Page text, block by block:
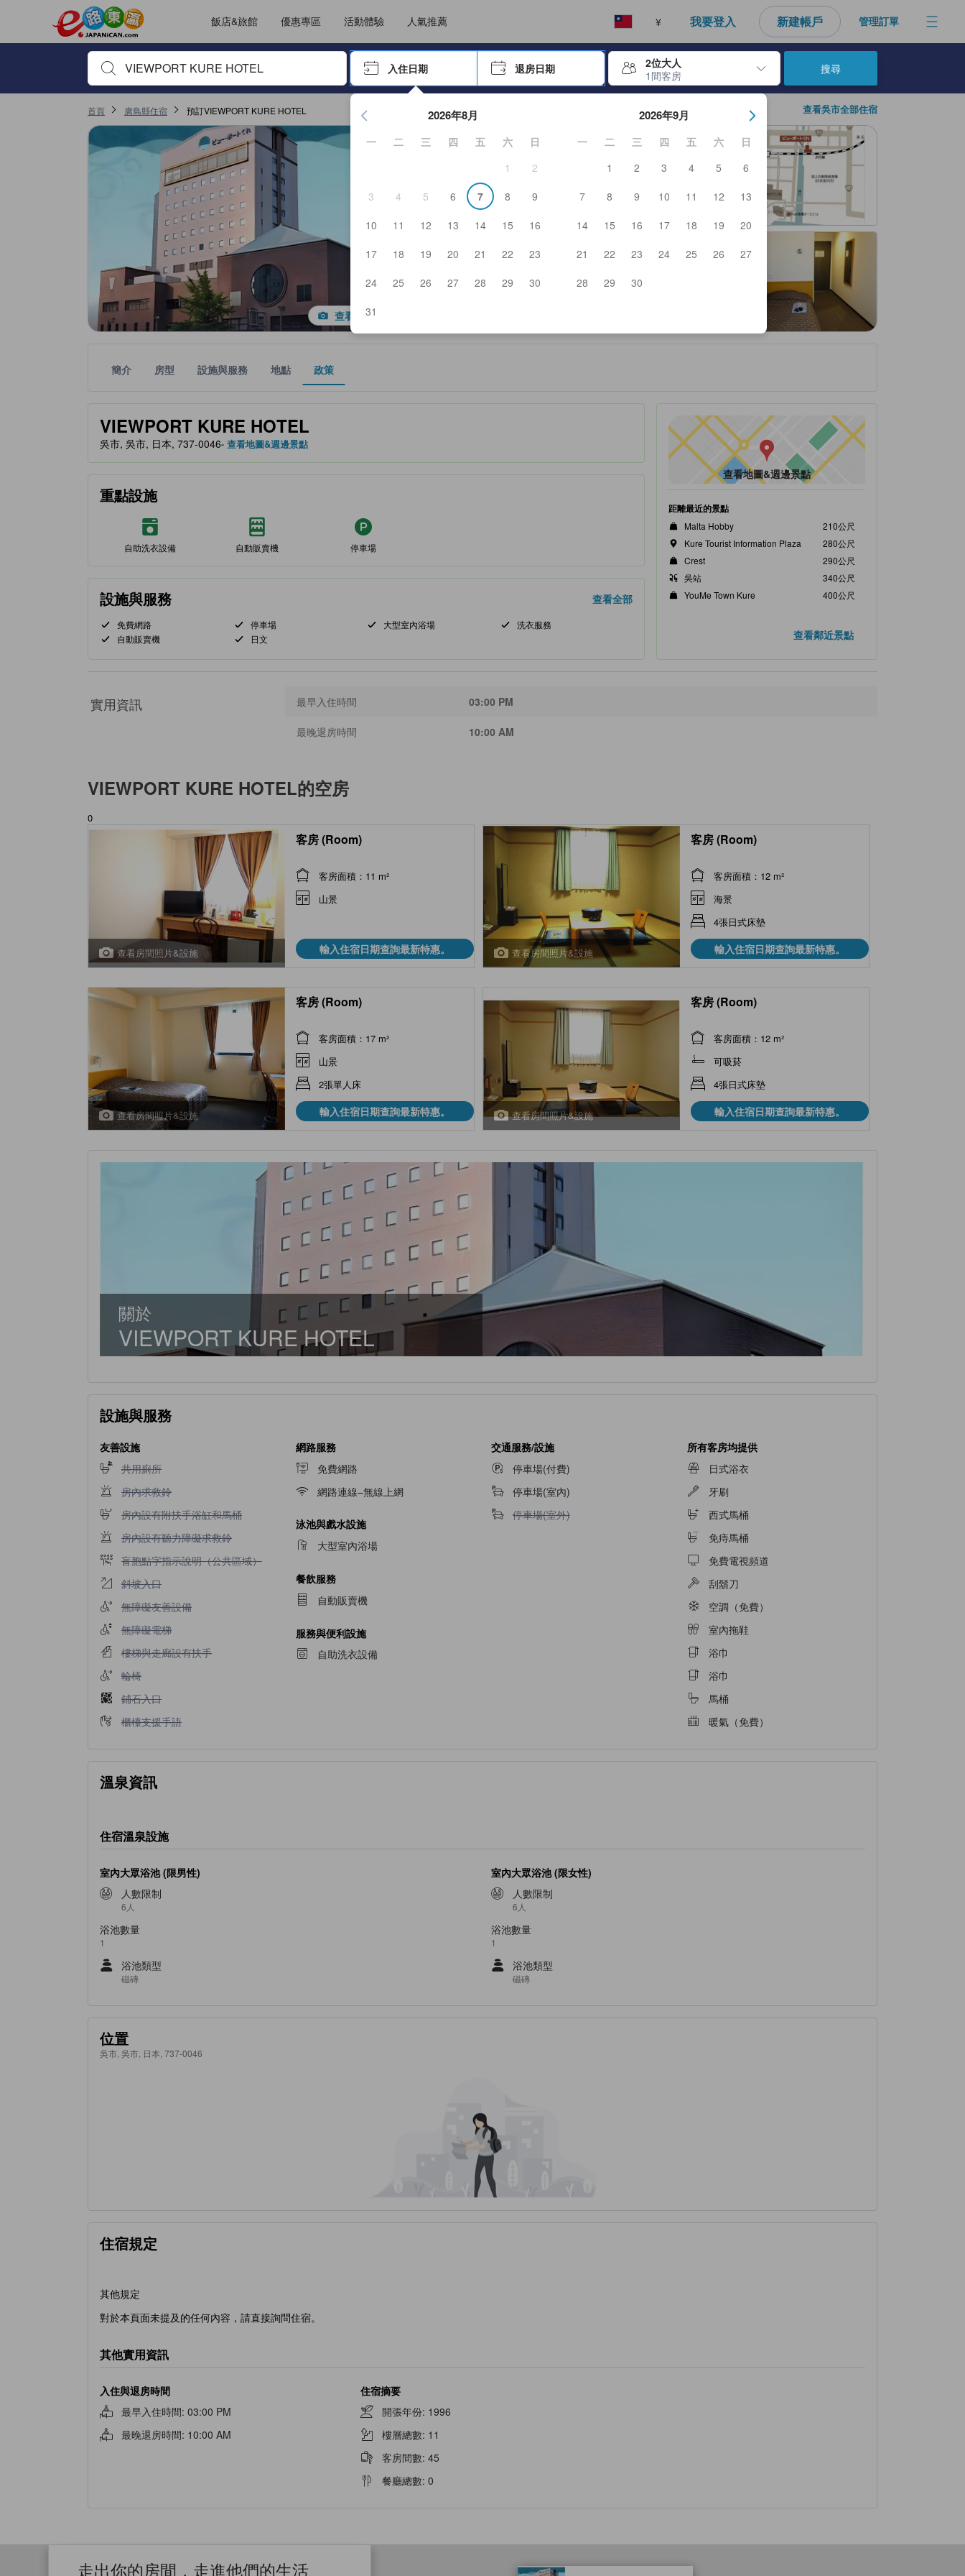
飯店&旅館 優惠專區 活動體驗 人氣推薦 ¥ 我要登入 新建帳戶 管理訂單
輸入住宿名稱或關鍵字查詢，使用上下鍵或Tab鍵移動，並按「Enter」來選擇
入住日期 退房日期
2位大人
1間客房
按Enter鍵開始在日期選擇器中查看。使用方向鍵瀏覽入住和退房日期。使用Enter鍵選擇日期後，將選擇入住日期。重複相同方法以選擇
2026年8月
一 二 三 四 五 六
日
1
2
3
4 5 6 7 8
9
10
11 12 13 14 15
16
17
18 19 20 21 22
23
24
25 26 27 28 29
30
31
2026年9月
一 二 三 四 五 六
日
1
2 3 4 5
6
7
8 9 10 11 12
13
14
15 16 17 18 19
20
21
22 23 24 25 26
27
28
29 30
搜尋
首頁 廣島縣住宿 預訂VIEWPORT KURE HOTEL 查看吳市全部住宿
查看所有照片
簡介 房型 設施與服務 地點 政策
VIEWPORT KURE HOTEL
tooltip
黃金星等由本站合作夥伴提供，可作為您判斷舒適度、設施與服務項目的參考指標
吳市, 吳市, 日本, 737-0046- 查看地圖&週邊景點
重點設施
自助洗衣設備 自動販賣機 停車場
設施與服務 查看全部
免費網路 停車場 大型室內浴場
洗衣服務
自動販賣機
日文
查看地圖&週邊景點
距離最近的景點
Malta Hobby
210公尺
Kure Tourist Information Plaza
280公尺
Crest
290公尺
吳站
340公尺
YouMe Town Kure
400公尺
查看鄰近景點
實用資訊 最早入住時間 03:00 PM
最晚退房時間 10:00 AM
VIEWPORT KURE HOTEL的空房
0
查看房間照片&設施
客房 (Room)
客房面積：11 m²
山景
輸入住宿日期查詢最新特惠。 查看房間照片&設施
客房 (Room)
客房面積：12 m²
海景
4張日式床墊
輸入住宿日期查詢最新特惠。
查看房間照片&設施
客房 (Room)
客房面積：17 m²
山景
2張單人床
輸入住宿日期查詢最新特惠。 查看房間照片&設施
客房 (Room)
客房面積：12 m²
可吸菸
4張日式床墊
輸入住宿日期查詢最新特惠。
關於
VIEWPORT KURE HOTEL
設施與服務
友善設施
不提供共用廁所
共用廁所
不提供房內求救鈴
房內求救鈴
不提供房內設有附扶手浴缸和馬桶
房內設有附扶手浴缸和馬桶
不提供房內設有聽力障礙求救鈴
房內設有聽力障礙求救鈴
不提供盲胞點字指示說明（公共區域）
盲胞點字指示說明（公共區域）
不提供斜坡入口
斜坡入口
不提供無障礙友善設備
無障礙友善設備
不提供無障礙電梯
無障礙電梯
不提供樓梯與走廊設有扶手
樓梯與走廊設有扶手
不提供輪椅
輪椅
不提供鋪石入口
鋪石入口
不提供櫃檯支援手語
櫃檯支援手語
網路服務
免費網路
網路連線–無線上網
泳池與戲水設施
大型室內浴場
餐飲服務
自動販賣機
服務與便利設施
自助洗衣設備
交通服務/設施
停車場(付費)
停車場(室內)
不提供停車場(室外)
停車場(室外)
所有客房均提供
日式浴衣
牙刷
西式馬桶
免痔馬桶
免費電視頻道
刮鬍刀
空調（免費）
室內拖鞋
浴巾
浴巾
馬桶
暖氣（免費）
溫泉資訊
住宿溫泉設施
室內大眾浴池 (限男性)
人數限制
6人
浴池數量
1
浴池類型
磁磚
室內大眾浴池 (限女性)
人數限制
6人
浴池數量
1
浴池類型
磁磚
位置
吳市, 吳市, 日本, 737-0046
住宿規定
其他規定
對於本頁面未提及的任何內容，請直接詢問住宿。
其他實用資訊
入住與退房時間
最早入住時間: 03:00 PM
最晚退房時間: 10:00 AM
住宿摘要
開張年份: 1996
樓層總數: 11
客房間數:45
餐廳總數:0
tooltip
走出你的房間，走進他們的生活